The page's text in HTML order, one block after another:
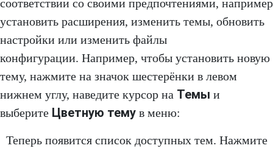
соответствии со своими предпочтениями, например
установить расширения, изменить темы, обновить
настройки или изменить файлы
конфигурации. Например, чтобы установить новую
тему, нажмите на значок шестерёнки в левом
нижнем углу, наведите курсор на Темы и
выберите Цветную тему в меню:
Теперь появится список доступных тем. Нажмите